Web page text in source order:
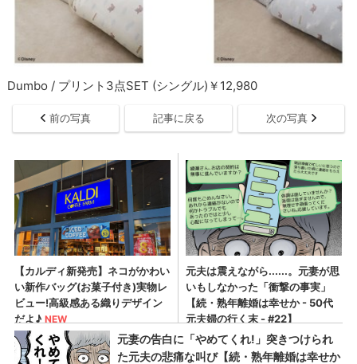
Dumbo / プリント3点SET (シングル)￥12,980
前の写真 記事に戻る 次の写真